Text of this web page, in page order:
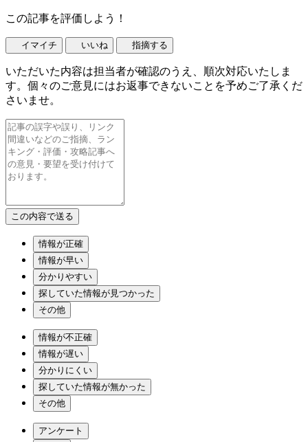
この記事を評価しよう！
イマイチ いいね 指摘する
いただいた内容は担当者が確認のうえ、順次対応いたしま
す。個々のご意見にはお返事できないことを予めご了承くだ
さいませ。
情報が正確
情報が早い
分かりやすい
探していた情報が見つかった
その他
情報が不正確
情報が遅い
分かりにくい
探していた情報が無かった
その他
アンケート